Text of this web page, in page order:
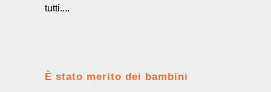
tutti....
È stato merito dei bambini